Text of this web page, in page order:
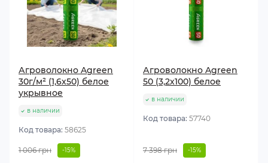
Агроволокно Agreen
30г/м² (1,6х50) белое
укрывное
в наличии
Код товара: 58625
1 006 грн -15%
Агроволокно Agreen
50 (3,2х100) белое
в наличии
Код товара: 57740
7 398 грн -15%